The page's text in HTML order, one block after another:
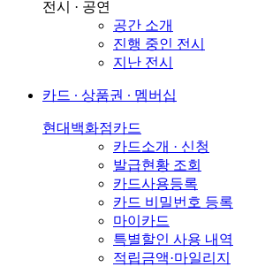
전시 · 공연
공간 소개
진행 중인 전시
지난 전시
카드 ∙ 상품권 ∙ 멤버십
현대백화점카드
카드소개 · 신청
발급현황 조회
카드사용등록
카드 비밀번호 등록
마이카드
특별할인 사용 내역
적립금액·마일리지